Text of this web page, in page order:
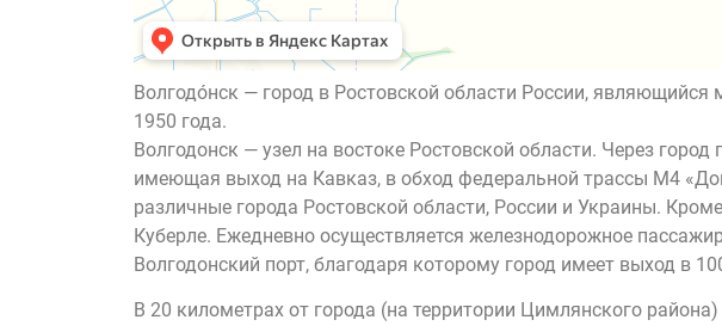
Волгодо́нск — город в Ростовской области России,
1950 года.
Волгодонск — узел на востоке Ростовской области. Через
имеющая выход на Кавказ, в обход федеральной трассы М4
различные города Ростовской области, России и Украины.
Куберле. Ежедневно осуществляется железнодорожное
Волгодонский порт, благодаря которому город имеет выход в
В 20 километрах от города (на территории Цимлянского